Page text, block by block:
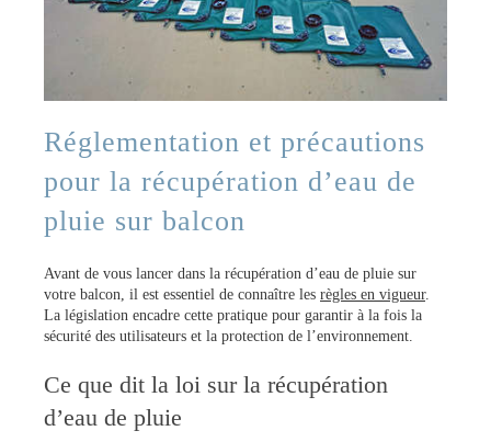
Réglementation et précautions
pour la récupération d’eau de
pluie sur balcon
Avant de vous lancer dans la récupération d’eau de pluie sur
votre balcon, il est essentiel de connaître les règles en vigueur.
La législation encadre cette pratique pour garantir à la fois la
sécurité des utilisateurs et la protection de l’environnement.
Ce que dit la loi sur la récupération
d’eau de pluie